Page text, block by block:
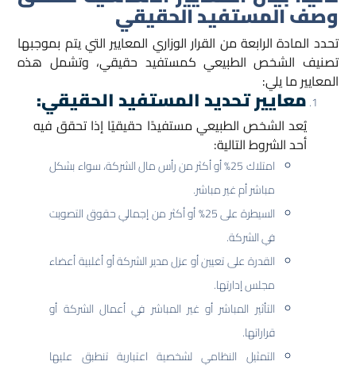
وصف المستفيد الحقيقي
تحدد المادة الرابعة من القرار الوزاري المعايير التي يتم بموجبها
تصنيف الشخص الطبيعي كمستفيد حقيقي، وتشمل هذه
المعايير ما يلي:
معايير تحديد المستفيد الحقيقي:
يُعد الشخص الطبيعي مستفيدًا حقيقيًا إذا تحقق فيه
أحد الشروط التالية:
امتلاك 25% أو أكثر من رأس مال الشركة، سواء بشكل
مباشر أم غير مباشر.
السيطرة على 25% أو أكثر من إجمالي حقوق التصويت
في الشركة.
القدرة على تعيين أو عزل مدير الشركة أو أغلبية أعضاء
مجلس إدارتها.
التأثير المباشر أو غير المباشر في أعمال الشركة أو
قراراتها.
التمثيل النظامي لشخصية اعتبارية تنطبق عليها